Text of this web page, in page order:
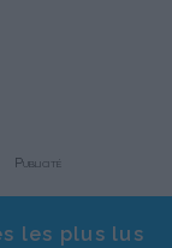
Publicité
les plus lus